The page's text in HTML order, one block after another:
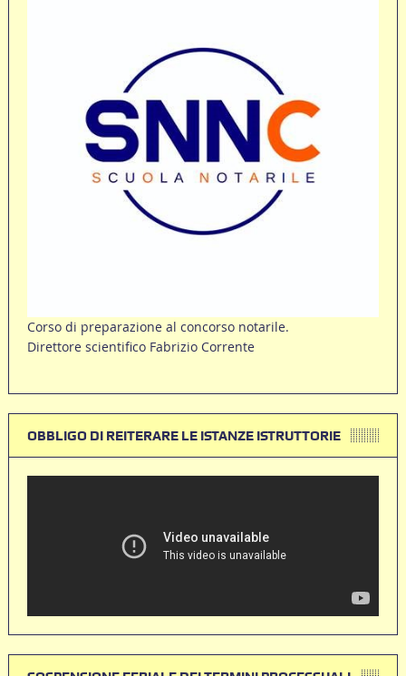
Corso di preparazione al concorso notarile.
Direttore scientifico Fabrizio Corrente
OBBLIGO DI REITERARE LE ISTANZE ISTRUTTORIE